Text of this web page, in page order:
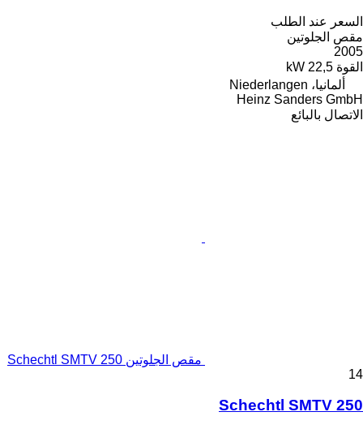
السعر عند الطلب
مقص الجلوتين
2005
القوة 22,5 kW
ألمانيا، Niederlangen
Heinz Sanders GmbH
الاتصال بالبائع
مقص الجلوتين Schechtl SMTV 250
14
Schechtl SMTV 250